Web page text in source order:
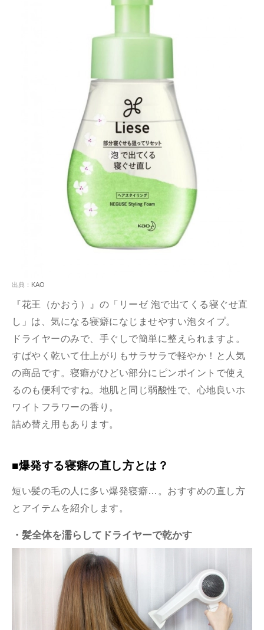
出典： KAO
『花王（かおう）』の「リーゼ 泡で出てくる寝ぐせ直
し」は、気になる寝癖になじませやすい泡タイプ。
ドライヤーのみで、手ぐしで簡単に整えられますよ。
すばやく乾いて仕上がりもサラサラで軽やか！と人気
の商品です。寝癖がひどい部分にピンポイントで使え
るのも便利ですね。地肌と同じ弱酸性で、心地良いホ
ワイトフラワーの香り。
詰め替え用もあります。
■爆発する寝癖の直し方とは？
短い髪の毛の人に多い爆発寝癖…。おすすめの直し方
とアイテムを紹介します。
・髪全体を濡らしてドライヤーで乾かす